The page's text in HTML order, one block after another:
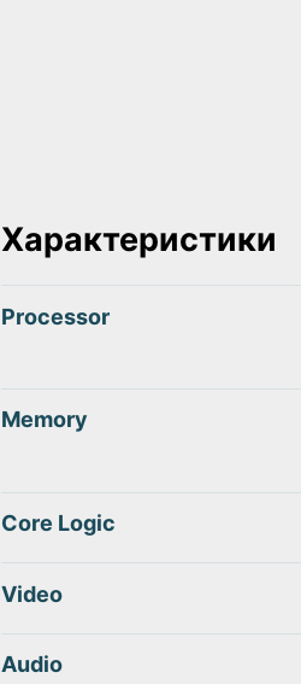
Характеристики
Processor
Memory
Core Logic
Video
Audio